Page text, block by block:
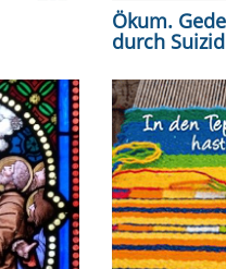
Ökum.
durch